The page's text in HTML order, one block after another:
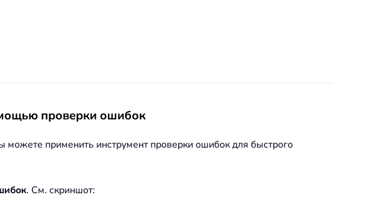
проверки ошибок
применить инструмент проверки ошибок для быстрого
. См. скриншот: